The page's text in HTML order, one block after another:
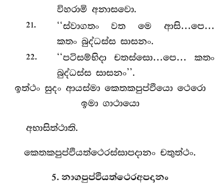
විහරාමි අනාසවො.
21.
‘‘ස්වාගතං වත මෙ ආසි…පෙ…
කතං බුද්ධස්ස සාසනං.
22.
‘‘පටිසම්භිදා චතස්සො…පෙ… කතං
බුද්ධස්ස සාසනං’’.
ඉත්ථං සුදං ආයස්මා කෙතකපුප්ඵියො ථෙරො
ඉමා ගාථායො
අභාසිත්ථාති.
කෙතකපුප්ඵියත්ථෙරස්සාපදානං චතුත්ථං.
5. නාගපුප්ඵියත්ථෙරඅපදානං